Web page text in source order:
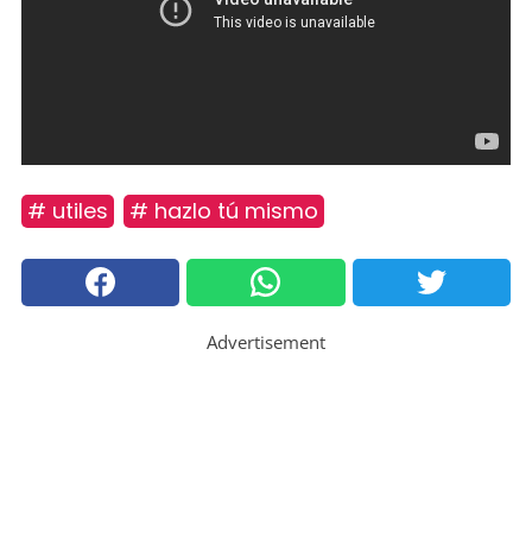
# utiles # hazlo tú mismo
Advertisement